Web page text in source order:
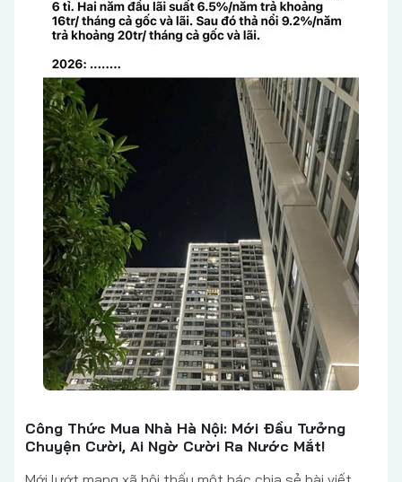
Công Thức Mua Nhà Hà Nội: Mới Đầu Tưởng
Chuyện Cười, Ai Ngờ Cười Ra Nước Mắt!